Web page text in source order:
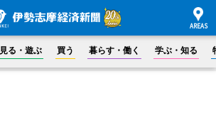
見る・遊ぶ 買う 暮らす・働く 学ぶ・知る